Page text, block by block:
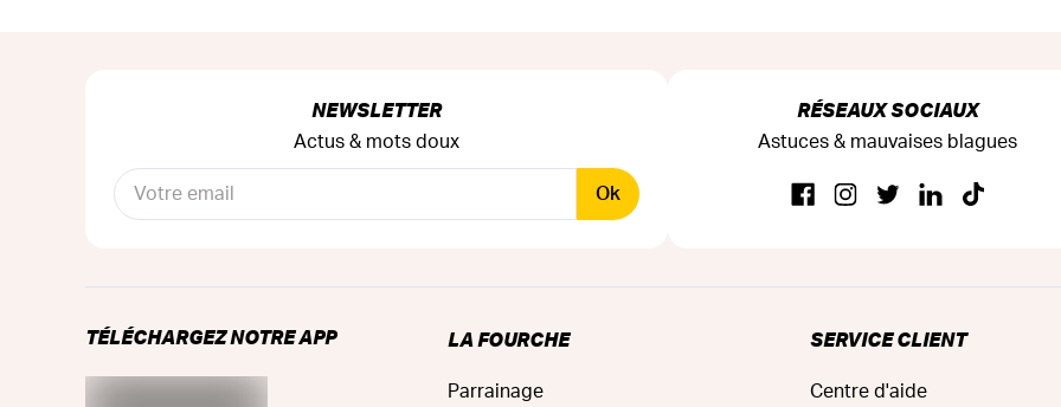
NEWSLETTER
Actus & mots doux
Ok
RÉSEAUX SOCIAUX
Astuces & mauvaises blagues
TÉLÉCHARGEZ NOTRE APP LA FOURCHE
Parrainage
SERVICE CLIENT
Centre d'aide